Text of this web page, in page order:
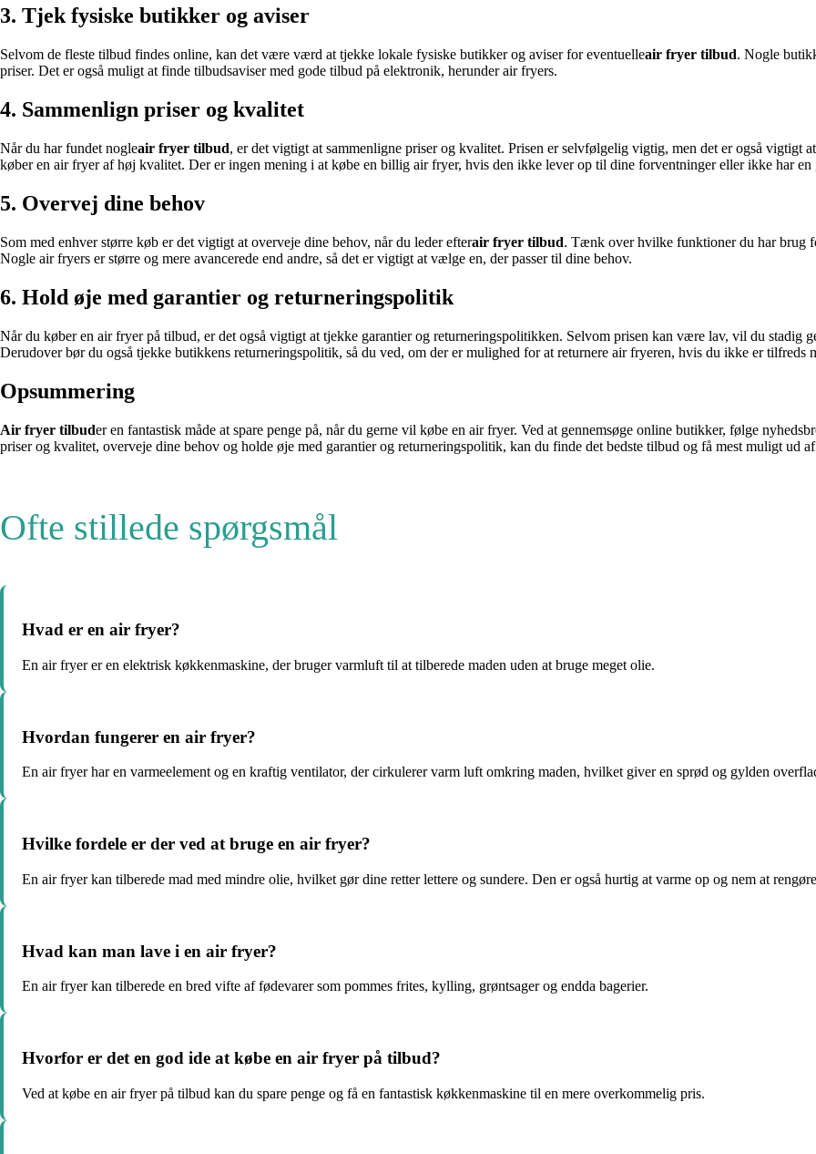
3. Tjek fysiske butikker og aviser
Selvom de fleste tilbud findes online, kan det være værd at tjekke lokale fysiske butikker og aviser for eventuelleair fryer tilbud. Nogle
priser. Det er også muligt at finde tilbudsaviser med gode tilbud på elektronik, herunder air fryers.
4. Sammenlign priser og kvalitet
Når du har fundet nogleair fryer tilbud, er det vigtigt at sammenligne priser og kvalitet. Prisen er selvfølgelig vigtig, men det er også vigtigt
køber en air fryer af høj kvalitet. Der er ingen mening i at købe en billig air fryer, hvis den ikke lever op til dine forventninger eller ikke har en
5. Overvej dine behov
Som med enhver større køb er det vigtigt at overveje dine behov, når du leder efterair fryer tilbud. Tænk over hvilke funktioner du har brug
Nogle air fryers er større og mere avancerede end andre, så det er vigtigt at vælge en, der passer til dine behov.
6. Hold øje med garantier og returneringspolitik
Når du køber en air fryer på tilbud, er det også vigtigt at tjekke garantier og returneringspolitikken. Selvom prisen kan være lav, vil du stadig
Derudover bør du også tjekke butikkens returneringspolitik, så du ved, om der er mulighed for at returnere air fryeren, hvis du ikke er tilfreds
Opsummering
Air fryer tilbuder en fantastisk måde at spare penge på, når du gerne vil købe en air fryer. Ved at gennemsøge online butikker, følge
priser og kvalitet, overveje dine behov og holde øje med garantier og returneringspolitik, kan du finde det bedste tilbud og få mest muligt ud
Ofte stillede spørgsmål
Hvad er en air fryer?
En air fryer er en elektrisk køkkenmaskine, der bruger varmluft til at tilberede maden uden at bruge meget olie.
Hvordan fungerer en air fryer?
En air fryer har en varmeelement og en kraftig ventilator, der cirkulerer varm luft omkring maden, hvilket giver en sprød og gylden
Hvilke fordele er der ved at bruge en air fryer?
En air fryer kan tilberede mad med mindre olie, hvilket gør dine retter lettere og sundere. Den er også hurtig at varme op og nem at
Hvad kan man lave i en air fryer?
En air fryer kan tilberede en bred vifte af fødevarer som pommes frites, kylling, grøntsager og endda bagerier.
Hvorfor er det en god ide at købe en air fryer på tilbud?
Ved at købe en air fryer på tilbud kan du spare penge og få en fantastisk køkkenmaskine til en mere overkommelig pris.